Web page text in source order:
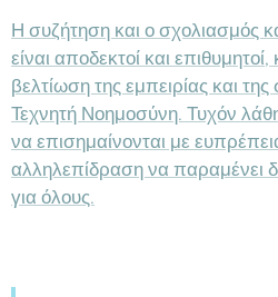
Η συζήτηση και ο σχολιασμός
είναι αποδεκτοί και
βελτίωση της εμπειρίας και
Τεχνητή Νοημοσύνη. Τυχόν
να επισημαίνονται με
αλληλεπίδραση να παραμένει
για όλους.